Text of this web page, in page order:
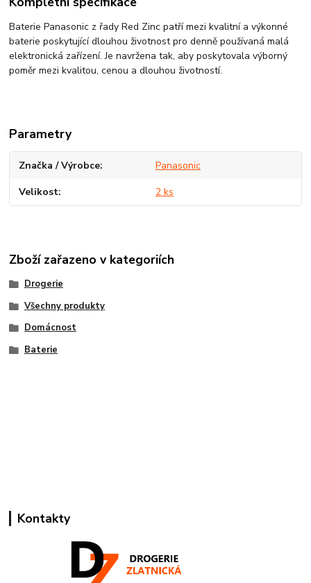
Baterie Panasonic z řady Red Zinc patří mezi kvalitní a výkonné
baterie poskytující dlouhou životnost pro denně používaná malá
elektronická zařízení. Je navržena tak, aby poskytovala výborný
poměr mezi kvalitou, cenou a dlouhou životností.
Parametry
Značka / Výrobce Panasonic
Velikost 2 ks
Zboží zařazeno v kategoriích
Drogerie
Všechny produkty
Domácnost
Baterie
Kontakty